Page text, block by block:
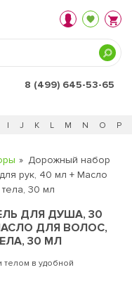
8 (499) 645-53-65
I J K L M N O P
Дорожный набор
рук, 40 мл + Масло
30 мл
ДЛЯ ДУША, 30
ДЛЯ ВОЛОС,
30 МЛ
телом в удобной